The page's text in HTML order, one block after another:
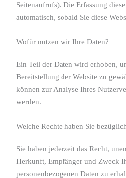
Seitenaufrufs). Die Erfassung
automatisch, sobald Sie diese
Wofür nutzen wir Ihre Daten?
Ein Teil der Daten wird erhoben,
Bereitstellung der Website zu
können zur Analyse Ihres
werden.
Welche Rechte haben Sie
Sie haben jederzeit das Recht,
Herkunft, Empfänger und Zweck
personenbezogenen Daten zu